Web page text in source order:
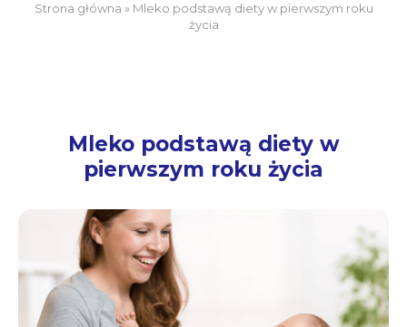
Strona główna » Mleko podstawą diety w pierwszym roku
życia
Mleko podstawą diety w
pierwszym roku życia